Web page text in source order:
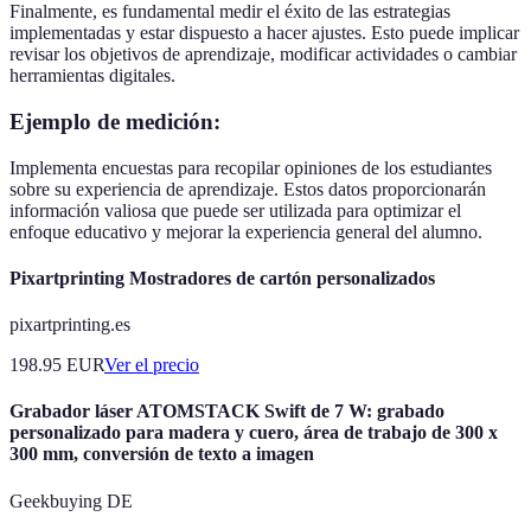
Finalmente, es fundamental medir el éxito de las estrategias
implementadas y estar dispuesto a hacer ajustes. Esto puede implicar
revisar los objetivos de aprendizaje, modificar actividades o cambiar
herramientas digitales.
Ejemplo de medición:
Implementa encuestas para recopilar opiniones de los estudiantes
sobre su experiencia de aprendizaje. Estos datos proporcionarán
información valiosa que puede ser utilizada para optimizar el
enfoque educativo y mejorar la experiencia general del alumno.
Pixartprinting Mostradores de cartón personalizados
pixartprinting.es
198.95 EURVer el precio
Grabador láser ATOMSTACK Swift de 7 W: grabado
personalizado para madera y cuero, área de trabajo de 300 x
300 mm, conversión de texto a imagen
Geekbuying DE